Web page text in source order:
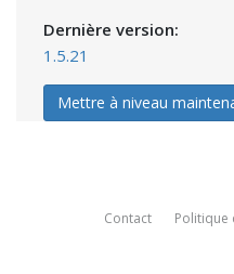
Dernière version:
1.5.21
Mettre à niveau
Contact Politique